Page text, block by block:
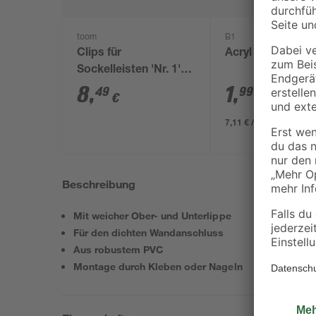
toom
Clips für
Sockelleisten 'Nr. 1'
schwarz, 20 Stück
8,49 €
B1
Acryl weiß 280
1,99
7,11 € / Liter
Beschreibung
Mit weicher Ober- und Unterlippe
Für den dichten Wandanschluss
Aus robustem PVC
Montage durch Kleben oder Nageln